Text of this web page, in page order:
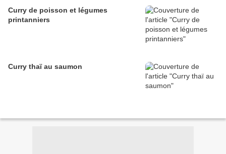
Curry de poisson et légumes
printanniers
Curry thaï au saumon